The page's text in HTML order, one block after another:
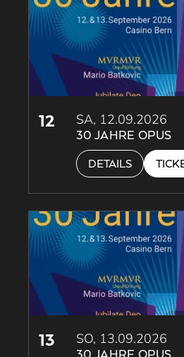
12 SA, 12.09.2026
30 JAHRE OPUS
DETAILS
13 SO, 13.09.2026
30 JAHRE OPUS